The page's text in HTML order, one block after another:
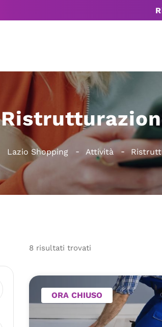
Lazio Shopping Attività
8 risultati trovati
ORA CHIUSO